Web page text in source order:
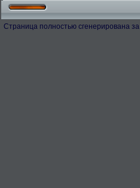
Страница полностью сгенерирована за